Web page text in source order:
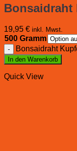
Bonsaidraht
19,95 € inkl. Mwst.
500 Gramm
Bonsaidraht
In den Warenkorb
Quick View